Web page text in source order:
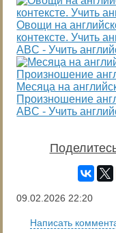
Овощи на
контексте. Учить
ABC - Учить
Месяца на
Произношение
ABC - Учить
09.02.2026 22:20
Написать